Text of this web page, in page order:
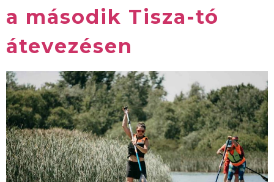
a második Tisza-tó
átevezésen